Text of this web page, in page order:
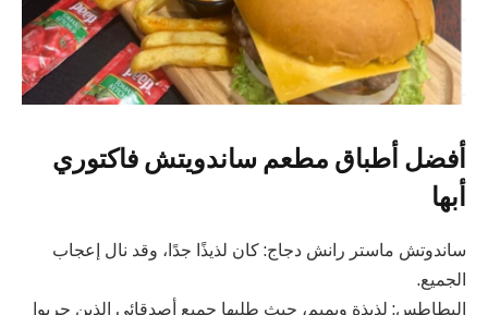
أفضل أطباق مطعم ساندويتش فاكتوري
أبها
ساندوتش ماستر رانش دجاج: كان لذيذًا جدًا، وقد نال إعجاب
الجميع.
البطاطس: لذيذة ويميم، حيث طلبها جميع أصدقائي الذين جربوا